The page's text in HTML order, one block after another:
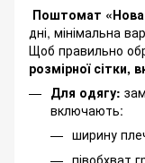
Поштомат
дні, мінімальна
Щоб правильно
розмірної сітки,
Для одягу:
включають:
ширину